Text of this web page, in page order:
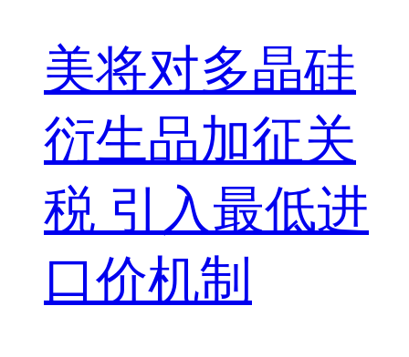
美将对多晶硅
衍生品加征关
税 引入最低进
口价机制